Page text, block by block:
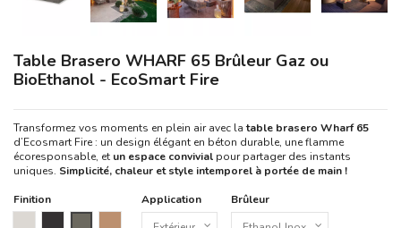
Table Brasero WHARF 65 Brûleur Gaz ou
BioEthanol - EcoSmart Fire
Transformez vos moments en plein air avec latable brasero Wharf 65
d’Ecosmart Fire : un design élégant en béton durable, une flamme
écoresponsable, et un espace convivial pour partager des instants
uniques. Simplicité, chaleur et style intemporel à portée de main !
Finition
Application Brûleur